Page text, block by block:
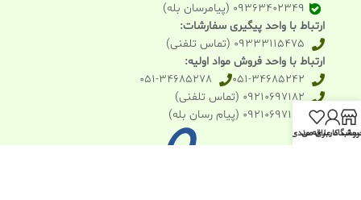
09363402349 (پیامرسان بله)
ارتباط با واحد پیگیری سفارشات:
09333115475 (تماس تلفنی)
ارتباط با واحد فروش مواد اولیه:
051-34685242
051-34685278
09210697182 (تماس تلفنی)
09210697182 (پیام رسان بله)
کاربری من
علاقه مندی